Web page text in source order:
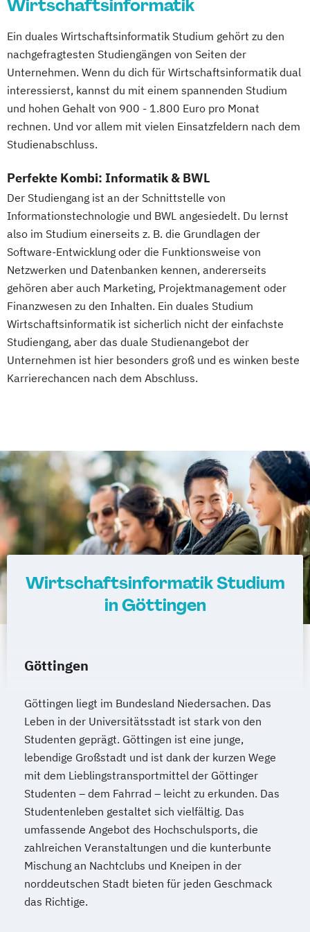
Wirtschaftsinformatik
Ein duales Wirtschaftsinformatik Studium gehört zu den
nachgefragtesten Studiengängen von Seiten der
Unternehmen. Wenn du dich für Wirtschaftsinformatik dual
interessierst, kannst du mit einem spannenden Studium
und hohen Gehalt von 900 - 1.800 Euro pro Monat
rechnen. Und vor allem mit vielen Einsatzfeldern nach dem
Studienabschluss.
Perfekte Kombi: Informatik & BWL
Der Studiengang ist an der Schnittstelle von
Informationstechnologie und BWL angesiedelt. Du lernst
also im Studium einerseits z. B. die Grundlagen der
Software-Entwicklung oder die Funktionsweise von
Netzwerken und Datenbanken kennen, andererseits
gehören aber auch Marketing, Projektmanagement oder
Finanzwesen zu den Inhalten. Ein duales Studium
Wirtschaftsinformatik ist sicherlich nicht der einfachste
Studiengang, aber das duale Studienangebot der
Unternehmen ist hier besonders groß und es winken beste
Karrierechancen nach dem Abschluss.
Wirtschaftsinformatik Studium
in Göttingen
Göttingen
Göttingen liegt im Bundesland Niedersachen. Das
Leben in der Universitätsstadt ist stark von den
Studenten geprägt. Göttingen ist eine junge,
lebendige Großstadt und ist dank der kurzen Wege
mit dem Lieblingstransportmittel der Göttinger
Studenten – dem Fahrrad – leicht zu erkunden. Das
Studentenleben gestaltet sich vielfältig. Das
umfassende Angebot des Hochschulsports, die
zahlreichen Veranstaltungen und die kunterbunte
Mischung an Nachtclubs und Kneipen in der
norddeutschen Stadt bieten für jeden Geschmack
das Richtige.